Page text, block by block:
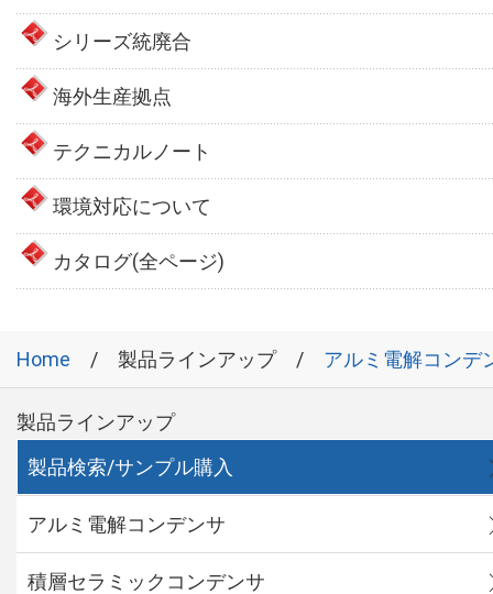
シリーズ統廃合
海外生産拠点
テクニカルノート
環境対応について
カタログ(全ページ)
Home 製品ラインアップ アルミ電解コンデ
製品ラインアップ
製品検索/サンプル購入
アルミ電解コンデンサ
積層セラミックコンデンサ